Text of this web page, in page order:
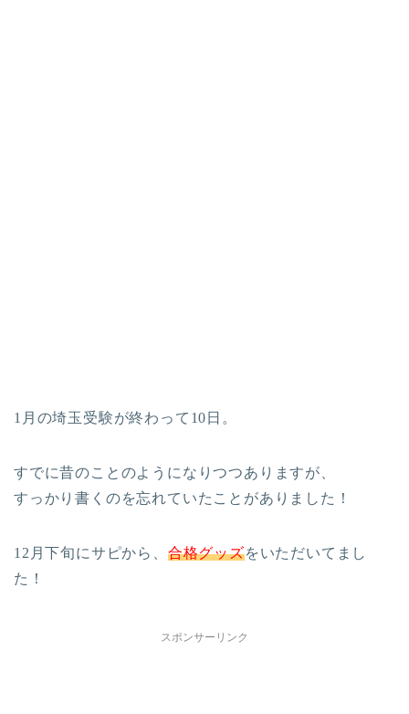
1月の埼玉受験が終わって10日。
すでに昔のことのようになりつつありますが、
すっかり書くのを忘れていたことがありました！
12月下旬にサピから、 合格グッズをいただいてまし
た！
スポンサーリンク